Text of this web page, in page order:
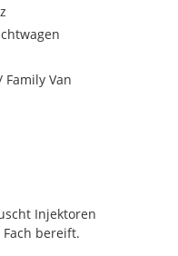
Family Van
Injektoren
bereift.